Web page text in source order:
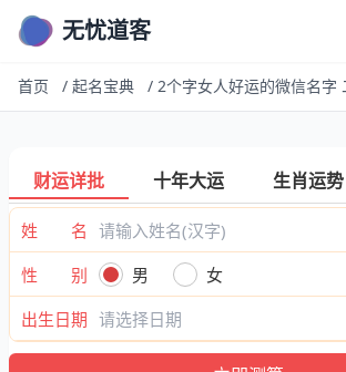
无忧道客
首页 / 起名宝典 /
财运详批 十年大运 生肖运势
姓 名
性 别
男
女
出生日期